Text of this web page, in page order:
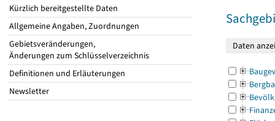
Kürzlich bereitgestellte Daten
Allgemeine Angaben, Zuordnungen
Gebietsveränderungen,
Änderungen zum Schlüsselverzeichnis
Definitionen und Erläuterungen
Newsletter